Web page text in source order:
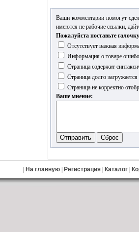
Ваши комментарии помогут
имеются не рабочие ссылки,
Пожалуйста поставьте
Отсутствует важная
Информация о товаре
Страница содержит
Страница долго загружается
Страница не корректно
Ваше мнение:
На главную| Регистрация| Каталог|